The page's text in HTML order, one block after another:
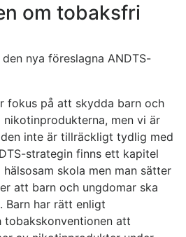
om tobaksfri
nya föreslagna ANDTS-
fokus på att skydda barn och
men vi är
inte är tillräckligt tydlig med
strategin finns ett kapitel
skola men man sätter
att barn och ungdomar ska
Barn har rätt enligt
tobakskonventionen att